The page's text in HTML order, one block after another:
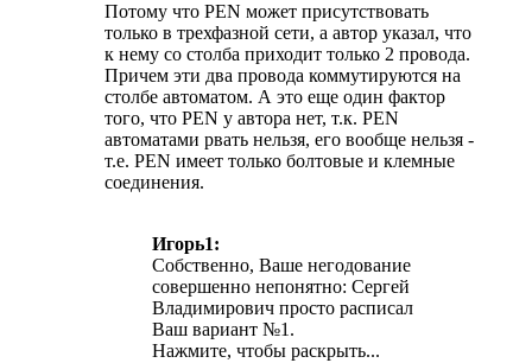
Потому что PEN может присутствовать
только в трехфазной сети, а автор указал, что
к нему со столба приходит только 2 провода.
Причем эти два провода коммутируются на
столбе автоматом. А это еще один фактор
того, что PEN у автора нет, т.к. PEN
автоматами рвать нельзя, его вообще нельзя -
т.е. PEN имеет только болтовые и клемные
соединения.
Игорь1:
Собственно, Ваше негодование
совершенно непонятно: Сергей
Владимирович просто расписал
Ваш вариант №1.
Нажмите, чтобы раскрыть...